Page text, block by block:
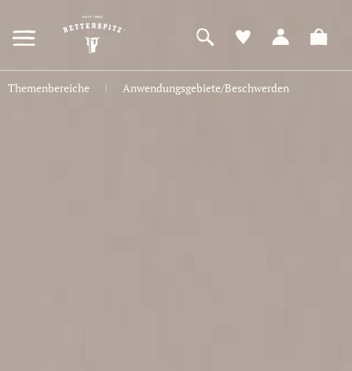
HAUPTINHALT
SPRINGEN
Themenbereiche | Anwendungsgebiete/Beschwerden